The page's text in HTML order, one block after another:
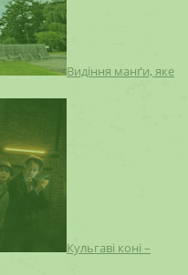
Видіння манґи, яке
Кульгаві коні –